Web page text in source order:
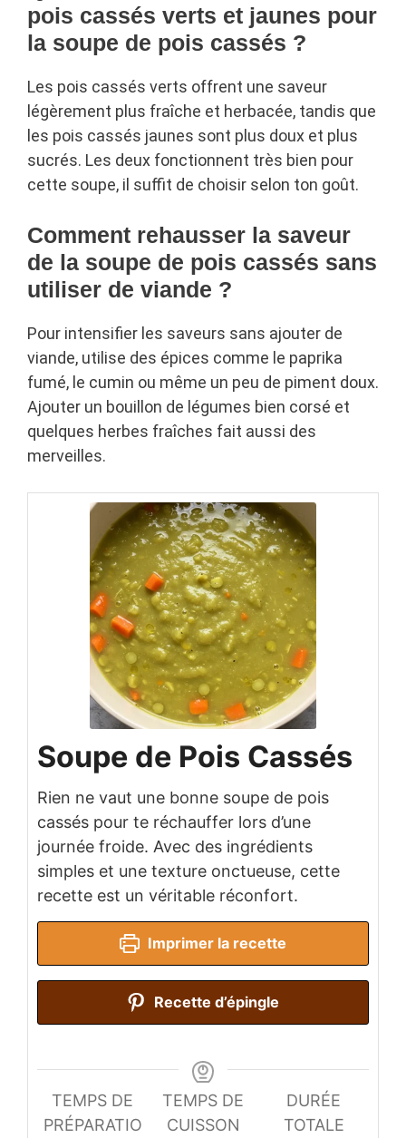
pois cassés verts et jaunes pour
la soupe de pois cassés ?
Les pois cassés verts offrent une saveur
légèrement plus fraîche et herbacée, tandis que
les pois cassés jaunes sont plus doux et plus
sucrés. Les deux fonctionnent très bien pour
cette soupe, il suffit de choisir selon ton goût.
Comment rehausser la saveur
de la soupe de pois cassés sans
utiliser de viande ?
Pour intensifier les saveurs sans ajouter de
viande, utilise des épices comme le paprika
fumé, le cumin ou même un peu de piment doux.
Ajouter un bouillon de légumes bien corsé et
quelques herbes fraîches fait aussi des
merveilles.
Soupe de Pois Cassés
Rien ne vaut une bonne soupe de pois
cassés pour te réchauffer lors d’une
journée froide. Avec des ingrédients
simples et une texture onctueuse, cette
recette est un véritable réconfort.
Imprimer la recette
Recette d’épingle
TEMPS DE
PRÉPARATIO
TEMPS DE
CUISSON
DURÉE
TOTALE